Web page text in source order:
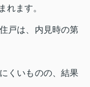
れます。
戸は、内見時の第
くいものの、結果